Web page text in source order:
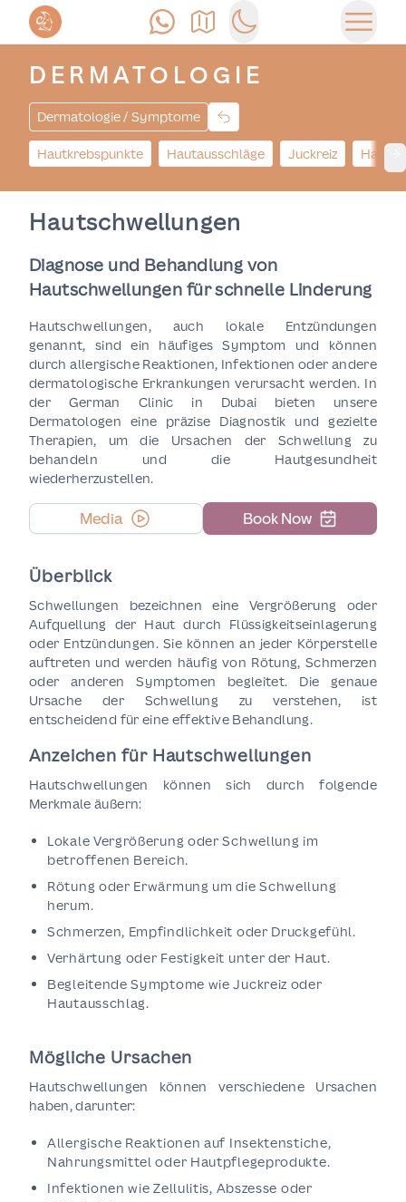
AnrufenAnfahrtSwitch to dark mode
DERMATOLOGIE
Dermatologie / Symptome
Hautkrebspunkte Hautausschläge Juckreiz
Hautschwellungen
Diagnose und Behandlung von
Hautschwellungen für schnelle Linderung
Hautschwellungen, auch lokale Entzündungen
genannt, sind ein häufiges Symptom und können
durch allergische Reaktionen, Infektionen oder andere
dermatologische Erkrankungen verursacht werden. In
der German Clinic in Dubai bieten unsere
Dermatologen eine präzise Diagnostik und gezielte
Therapien, um die Ursachen der Schwellung zu
behandeln und die Hautgesundheit
wiederherzustellen.
Book Now
Media
Überblick
Schwellungen bezeichnen eine Vergrößerung oder
Aufquellung der Haut durch Flüssigkeitseinlagerung
oder Entzündungen. Sie können an jeder Körperstelle
auftreten und werden häufig von Rötung, Schmerzen
oder anderen Symptomen begleitet. Die genaue
Ursache der Schwellung zu verstehen, ist
entscheidend für eine effektive Behandlung.
Anzeichen für Hautschwellungen
Hautschwellungen können sich durch folgende
Merkmale äußern:
Lokale Vergrößerung oder Schwellung im
betroffenen Bereich.
Rötung oder Erwärmung um die Schwellung
herum.
Schmerzen, Empfindlichkeit oder Druckgefühl.
Verhärtung oder Festigkeit unter der Haut.
Begleitende Symptome wie Juckreiz oder
Hautausschlag.
Mögliche Ursachen
Hautschwellungen können verschiedene Ursachen
haben, darunter:
Allergische Reaktionen auf Insektenstiche,
Nahrungsmittel oder Hautpflegeprodukte.
Infektionen wie Zellulitis, Abszesse oder